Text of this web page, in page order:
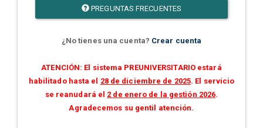
PREGUNTAS FRECUENTES
¿No tienes una cuenta? Crear cuenta
ATENCIÓN: El sistema PREUNIVERSITARIO estará
habilitado hasta el 28 de diciembre de 2025. El servicio
se reanudará el 2 de enero de la gestión 2026.
Agradecemos su gentil atención.